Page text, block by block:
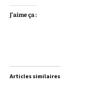
J’aime ça :
Articles similaires